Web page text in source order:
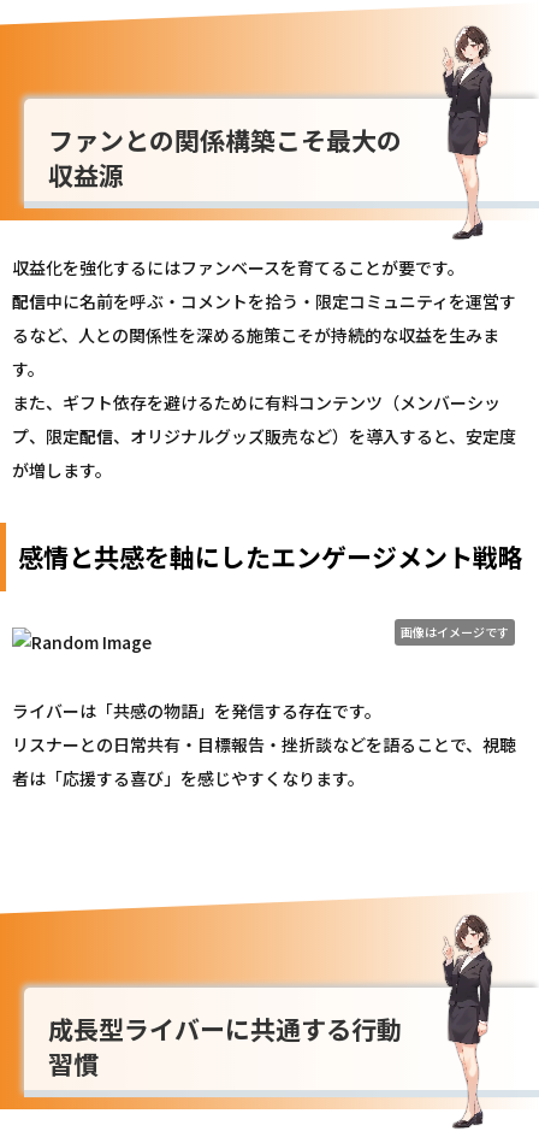
ファンとの関係構築こそ最大の
収益源
収益化を強化するにはファンベースを育てることが要です。
配信中に名前を呼ぶ・コメントを拾う・限定コミュニティを運営す
るなど、人との関係性を深める施策こそが持続的な収益を生みま
す。
また、ギフト依存を避けるために有料コンテンツ（メンバーシッ
プ、限定配信、オリジナルグッズ販売など）を導入すると、安定度
が増します。
感情と共感を軸にしたエンゲージメント戦略
画像はイメージです
ライバーは「共感の物語」を発信する存在です。
リスナーとの日常共有・目標報告・挫折談などを語ることで、視聴
者は「応援する喜び」を感じやすくなります。
成長型ライバーに共通する行動
習慣